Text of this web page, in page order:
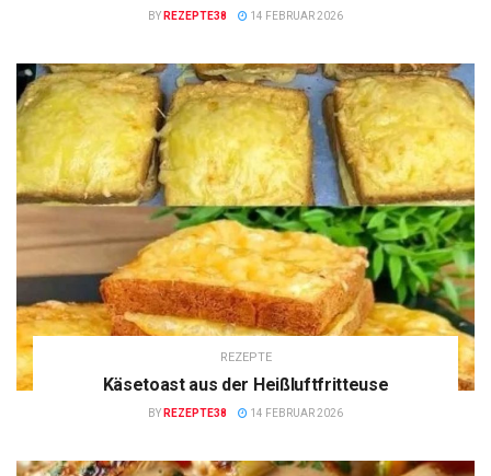
BY REZEPTE38 14 FEBRUAR 2026
REZEPTE
Käsetoast aus der Heißluftfritteuse
BY REZEPTE38 14 FEBRUAR 2026